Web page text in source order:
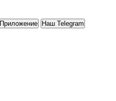
Приложение Наш Telegram